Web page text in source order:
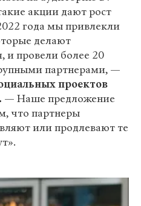
акции дают рост
года мы привлекли
делают
и провели более 20
партнерами, —
проектов
— Наше предложение
что партнеры
или продлевают те